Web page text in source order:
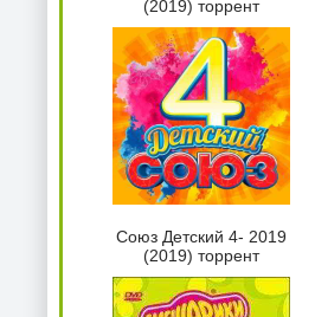
(2019) торрент
Союз Детский 4- 2019
(2019) торрент